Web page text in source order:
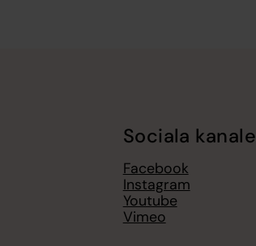
Sociala
Facebook
Instagram
Youtube
Vimeo